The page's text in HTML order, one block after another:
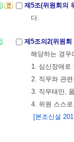
제5조(위원회의
다.
제5조의2(위원
해당하는 경우
1. 심신장애로
2. 직무와 관
3. 직무태만,
4. 위원 스스
[본조신설